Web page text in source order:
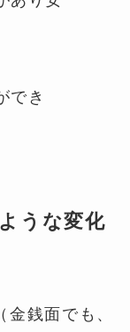
でき
うな変化
銭面でも、